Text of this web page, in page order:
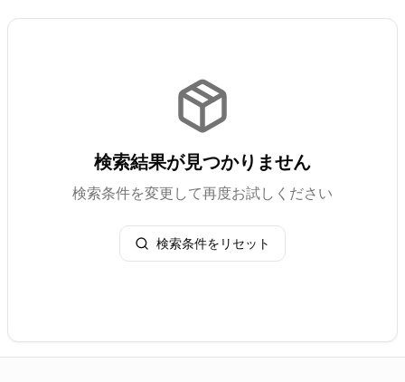
検索結果が見つかりません
検索条件を変更して再度お試しください
検索条件をリセット